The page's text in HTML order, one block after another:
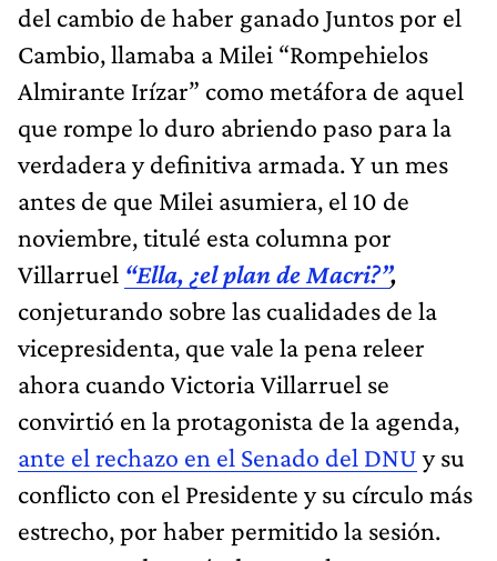
del cambio de haber ganado Juntos por el
Cambio, llamaba a Milei “Rompehielos
Almirante Irízar” como metáfora de aquel
que rompe lo duro abriendo paso para la
verdadera y definitiva armada. Y un mes
antes de que Milei asumiera, el 10 de
noviembre, titulé esta columna por
Villarruel “Ella, ¿el plan de Macri?”,
conjeturando sobre las cualidades de la
vicepresidenta, que vale la pena releer
ahora cuando Victoria Villarruel se
convirtió en la protagonista de la agenda,
ante el rechazo en el Senado del DNU y su
conflicto con el Presidente y su círculo más
estrecho, por haber permitido la sesión.